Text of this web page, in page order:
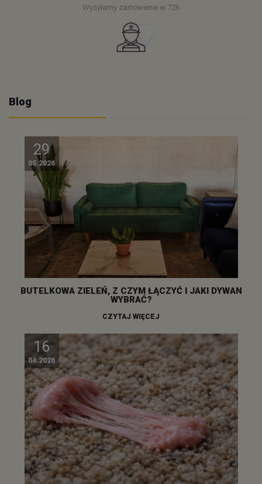
Wysyłamy zamówienie w 72h
Blog
29
05.2026
BUTELKOWA ZIELEŃ, Z CZYM ŁĄCZYĆ I JAKI DYWAN
WYBRAĆ?
CZYTAJ WIĘCEJ
16
04.2026